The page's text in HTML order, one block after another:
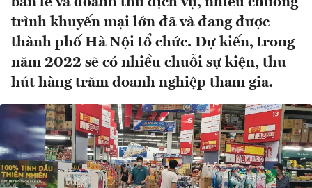
trình khuyến mại lớn đã và đang được
thành phố Hà Nội tổ chức. Dự kiến, trong
năm 2022 sẽ có nhiều chuỗi sự kiện, thu
hút hàng trăm doanh nghiệp tham gia.